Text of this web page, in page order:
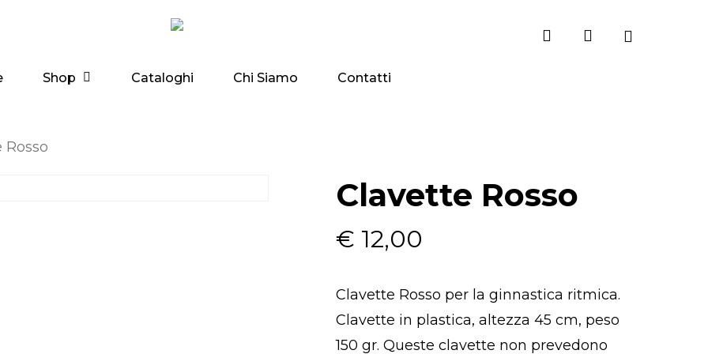
Shop Cataloghi Chi Siamo Contatti
Rosso
Clavette Rosso
€ 12,00
Clavette Rosso per la ginnastica ritmica.
Clavette in plastica, altezza 45 cm, peso
150 gr. Queste clavette non prevedono